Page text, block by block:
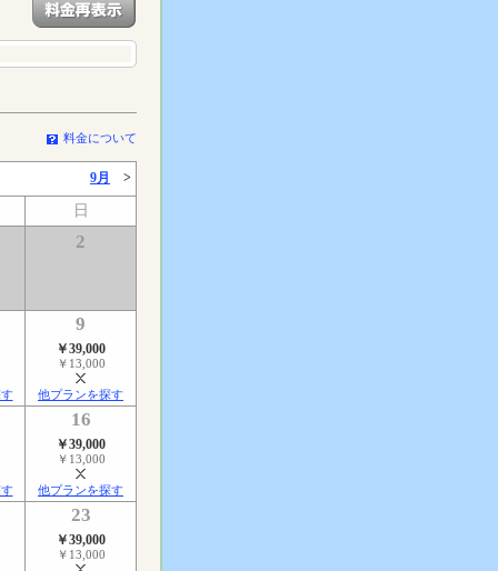
料金について
9月 >
日
2
9
￥39,000
￥13,000
他プランを探す
16
￥39,000
￥13,000
他プランを探す
23
￥39,000
￥13,000